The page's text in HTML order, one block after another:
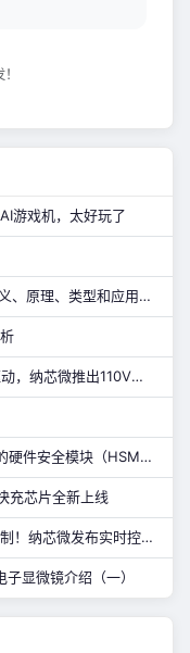
游戏机，太好玩了
电子元器件必备知识 | TVS二极管的定义、原理、类型和应用优势
智能自举充电控制赋能高可靠性GaN驱动，纳芯微推出110V半桥驱动芯片NSD2123
物联网应用的可靠基石：TL3228内置的硬件安全模块（HSM）详解
充芯片全新上线
EtherCATx三核算力，满足高端工业控制！纳芯微发布实时控制MCU/DSP NS800RTA7系列
显微镜介绍（一）